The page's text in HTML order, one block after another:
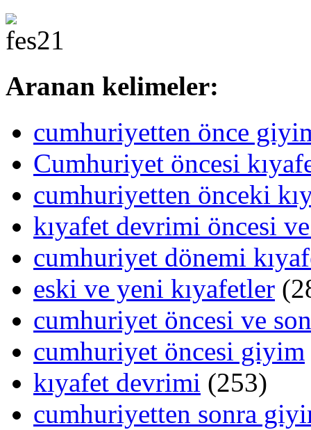
Aranan kelimeler:
cumhuriyetten önce
Cumhuriyet öncesi
cumhuriyetten önceki
kıyafet devrimi öncesi ve
cumhuriyet dönemi
eski ve yeni kıyafetler
cumhuriyet öncesi ve
cumhuriyet öncesi giyim
kıyafet devrimi (253)
cumhuriyetten sonra